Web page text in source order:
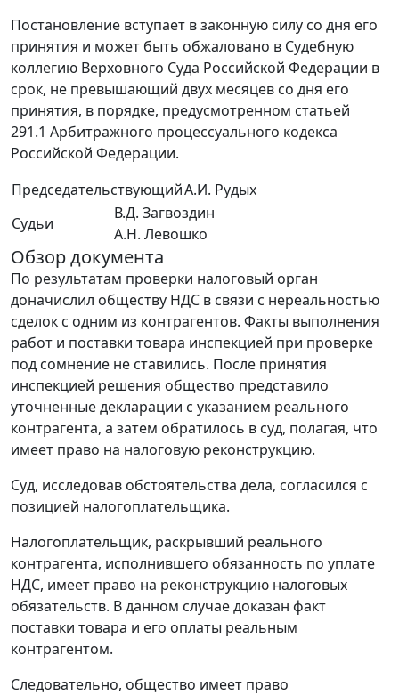
Постановление вступает в законную силу со дня его
принятия и может быть обжаловано в Судебную
коллегию Верховного Суда Российской Федерации в
срок, не превышающий двух месяцев со дня его
принятия, в порядке, предусмотренном статьей
291.1 Арбитражного процессуального кодекса
Российской Федерации.
ПредседательствующийА.И. Рудых
Судьи
В.Д. Загвоздин
А.Н. Левошко
Обзор документа
По результатам проверки налоговый орган
доначислил обществу НДС в связи с нереальностью
сделок с одним из контрагентов. Факты выполнения
работ и поставки товара инспекцией при проверке
под сомнение не ставились. После принятия
инспекцией решения общество представило
уточненные декларации с указанием реального
контрагента, а затем обратилось в суд, полагая, что
имеет право на налоговую реконструкцию.
Суд, исследовав обстоятельства дела, согласился с
позицией налогоплательщика.
Налогоплательщик, раскрывший реального
контрагента, исполнившего обязанность по уплате
НДС, имеет право на реконструкцию налоговых
обязательств. В данном случае доказан факт
поставки товара и его оплаты реальным
контрагентом.
Следовательно, общество имеет право